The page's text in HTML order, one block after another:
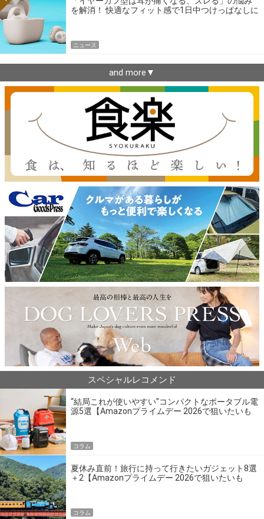
を解消！ 快適なフィット感で1日中つけっぱなしに
ニュース
and more▼
スペシャルレコメンド
“結局これが使いやすい”コンパクトなポータブル電
源5選【Amazonプライムデー 2026で狙いたいも
コラム
夏休み直前！旅行に持って行きたいガジェット8選
＋2【Amazonプライムデー 2026で狙いたいも
コラム